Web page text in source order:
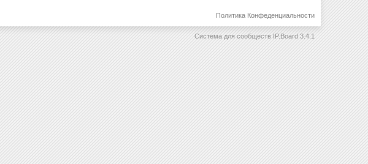
Политика Конфеденциальности
Система для сообществ IP.Board 3.4.1